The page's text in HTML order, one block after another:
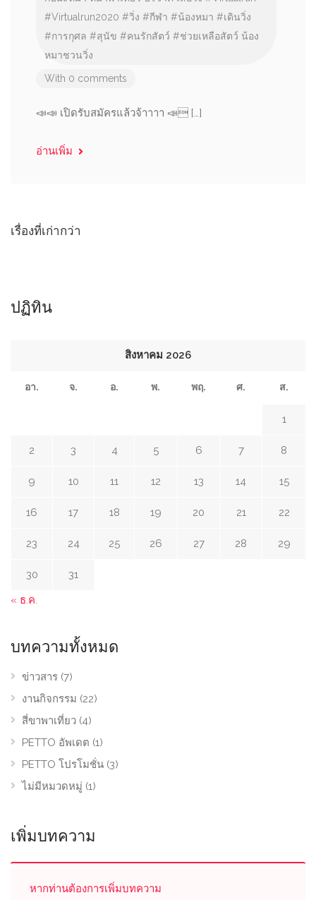
#Virtualrun2020 #วิ่ง #กีฬา #น้องหมา #เดินวิ่ง
#การกุศล #สุนัข #คนรักสัตว์ #ช่วยเหลือสัตว์ น้อง
หมาชวนวิ่ง
With 0 comments
📣📣 เปิดรับสมัครแล้วจ้าาาา 📣 […]
อ่านเพิ่ม
แนะแนว
เรื่องที่เก่ากว่า
ปฏิทิน
สิงหาคม 2026
อา. จ. อ. พ. พฤ. ศ. ส.
1
2 3 4 5 6 7 8
9 10 11 12 13 14 15
16 17 18 19 20 21 22
23 24 25 26 27 28 29
30
31
« ธ.ค.
บทความทั้งหมด
ข่าวสาร (7)
งานกิจกรรม (22)
สี่ขาพาเที่ยว (4)
PETTO อัพเดต (1)
PETTO โปรโมชั่น (3)
ไม่มีหมวดหมู่ (1)
เพิ่มบทความ
หากท่านต้องการเพิ่มบทความ